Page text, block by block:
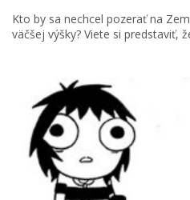
Kto by sa nechcel pozerať na
väčšej výšky? Viete si predstaviť,